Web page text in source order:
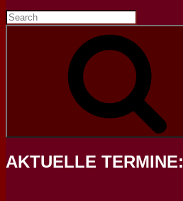
Search
for:
AKTUELLE TERMINE: